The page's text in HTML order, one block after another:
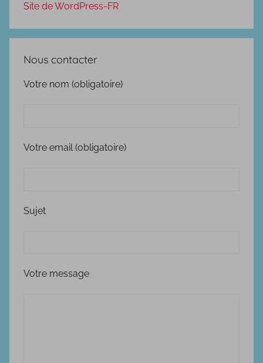
Site de WordPress-FR
Nous contacter
Votre nom (obligatoire)
Votre email (obligatoire)
Sujet
Votre message